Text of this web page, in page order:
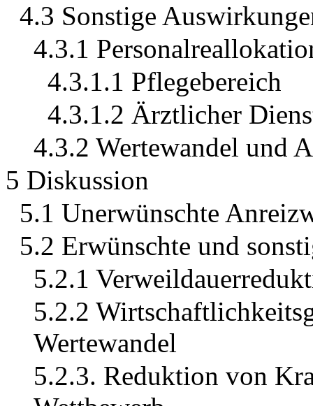
4.3 Sonstige
4.3.1
4.3.1.1 Pflegebereich
4.3.1.2 Ärztlicher
4.3.2 Wertewandel und
5 Diskussion
5.1 Unerwünschte
5.2 Erwünschte und
5.2.1
5.2.2
Wertewandel
5.2.3. Reduktion von